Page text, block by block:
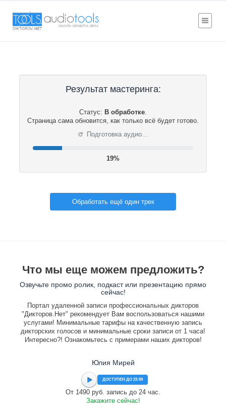
Результат мастеринга:
Статус: В обработке.
Страница сама обновится, как только всё будет готово.
⟳ Подготовка аудио…
19%
Обработать ещё один трек
Что мы еще можем предложить?
Озвучьте промо ролик, подкаст или презентацию прямо
сейчас!
Портал удаленной записи профессиональных дикторов
"Дикторов.Нет" рекомендует Вам воспользоваться нашими
услугами! Минимальные тарифы на качественную запись
дикторских голосов и минимальные сроки записи от 1 часа!
Интересно?! Ознакомьтесь с примерами наших дикторов!
Юлия Мирей
ДОСТУПЕН ДО 23:59
От 1490 руб. запись до 24 час.
Закажите сейчас!